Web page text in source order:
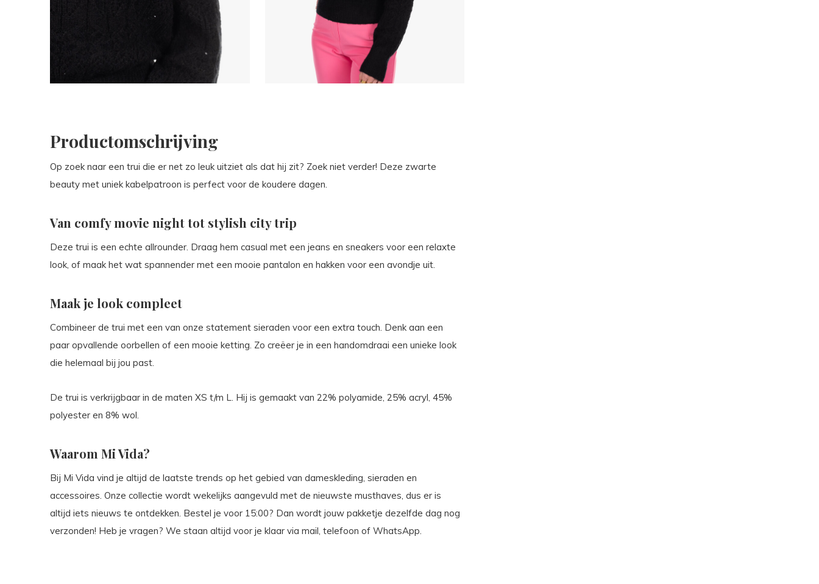
Productomschrijving
Op zoek naar een trui die er net zo leuk uitziet als dat hij zit? Zoek niet verder! Deze zwarte
beauty met uniek kabelpatroon is perfect voor de koudere dagen.
Van comfy movie night tot stylish city trip
Deze trui is een echte allrounder. Draag hem casual met een jeans en sneakers voor een relaxte
look, of maak het wat spannender met een mooie pantalon en hakken voor een avondje uit.
Maak je look compleet
Combineer de trui met een van onze statement sieraden voor een extra touch. Denk aan een
paar opvallende oorbellen of een mooie ketting. Zo creëer je in een handomdraai een unieke look
die helemaal bij jou past.
De trui is verkrijgbaar in de maten XS t/m L. Hij is gemaakt van 22% polyamide, 25% acryl, 45%
polyester en 8% wol.
Waarom Mi Vida?
Bij Mi Vida vind je altijd de laatste trends op het gebied van dameskleding, sieraden en
accessoires. Onze collectie wordt wekelijks aangevuld met de nieuwste musthaves, dus er is
altijd iets nieuws te ontdekken. Bestel je voor 15:00? Dan wordt jouw pakketje dezelfde dag nog
verzonden! Heb je vragen? We staan altijd voor je klaar via mail, telefoon of WhatsApp.